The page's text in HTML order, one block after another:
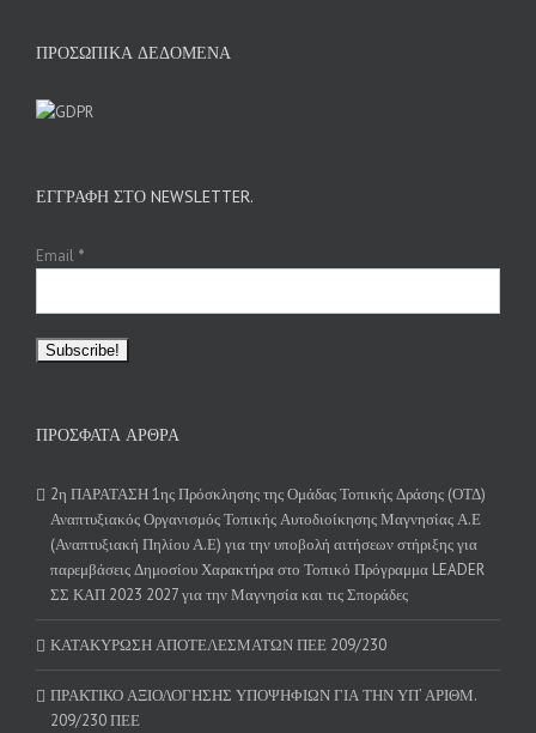
ΠΡΟΣΩΠΙΚΆ ΔΕΔΟΜΈΝΑ
ΕΓΓΡΑΦΉ ΣΤΟ NEWSLETTER.
Email *
ΠΡΌΣΦΑΤΑ ΆΡΘΡΑ
2η ΠΑΡΑΤΑΣΗ 1ης Πρόσκλησης της Ομάδας Τοπικής Δράσης (ΟΤΔ)
Αναπτυξιακός Οργανισμός Τοπικής Αυτοδιοίκησης Μαγνησίας Α.Ε
(Αναπτυξιακή Πηλίου Α.Ε) για την υποβολή αιτήσεων στήριξης για
παρεμβάσεις Δημοσίου Χαρακτήρα στο Τοπικό Πρόγραμμα LEADER
ΣΣ ΚΑΠ 2023 2027 για την Μαγνησία και τις Σποράδες
ΚΑΤΑΚΥΡΩΣΗ ΑΠΟΤΕΛΕΣΜΑΤΩΝ ΠΕΕ 209/230
ΠΡΑΚΤΙΚΟ ΑΞΙΟΛΟΓΗΣΗΣ ΥΠΟΨΗΦΙΩΝ ΓΙΑ ΤΗΝ ΥΠ’ ΑΡΙΘΜ.
209/230 ΠΕΕ